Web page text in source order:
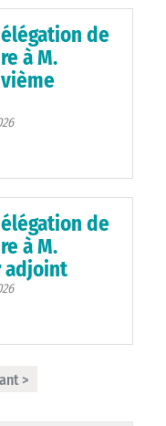
de
à M.
de
à M.
adjoint
>